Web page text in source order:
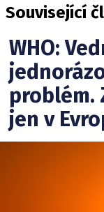
Související
WHO:
problém.
jen v